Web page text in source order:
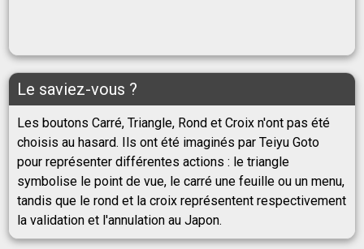
Le saviez-vous ?
Les boutons Carré, Triangle, Rond et Croix n'ont pas été
choisis au hasard. Ils ont été imaginés par Teiyu Goto
pour représenter différentes actions : le triangle
symbolise le point de vue, le carré une feuille ou un menu,
tandis que le rond et la croix représentent respectivement
la validation et l'annulation au Japon.